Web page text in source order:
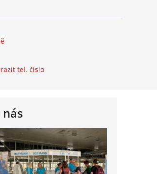
tel. číslo
nás